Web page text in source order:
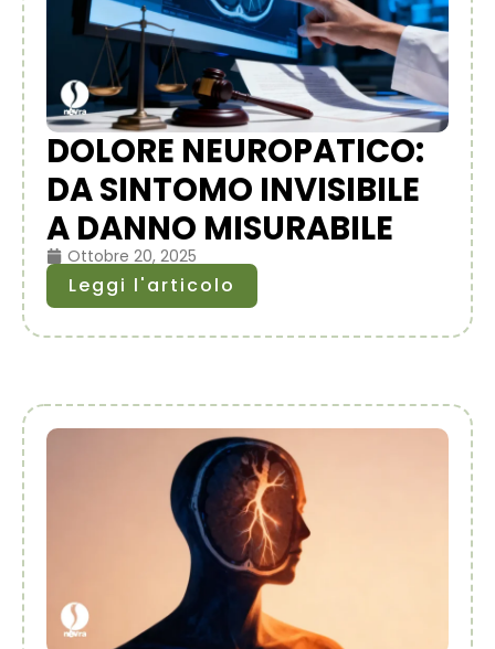
DOLORE NEUROPATICO:
DA SINTOMO INVISIBILE
A DANNO MISURABILE
Ottobre 20, 2025
Leggi l'articolo